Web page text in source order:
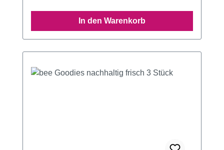
In den Warenkorb